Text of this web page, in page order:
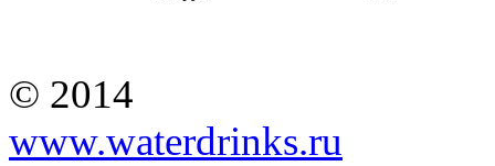
© 2014
www.waterdrinks.ru